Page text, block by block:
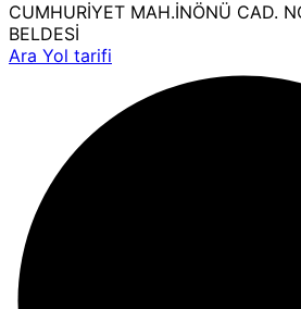
CUMHURİYET MAH.İNÖNÜ CAD.
BELDESİ
Ara Yol tarifi